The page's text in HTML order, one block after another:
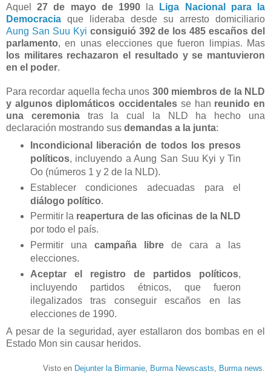
Aquel27 de mayo de 1990 la
Liga Nacional para la
Democracia que lideraba desde su arresto domiciliario
Aung San Suu Kyi consiguió 392 de los 485 escaños del
parlamento, en unas elecciones que fueron limpias. Mas
los militares rechazaron el resultado y se mantuvieron
en el poder.
Para recordar aquella fecha unos 300 miembros de la NLD
y algunos diplomáticos occidentales se han reunido en
una ceremonia tras la cual la NLD ha hecho una
declaración mostrando sus demandas a la junta:
Incondicional liberación de todos los presos
políticos, incluyendo a Aung San Suu Kyi y Tin
Oo (números 1 y 2 de la NLD).
Establecer condiciones adecuadas para el
diálogo político.
Permitir la reapertura de las oficinas de la NLD
por todo el país.
Permitir una campaña librede cara a las
elecciones.
Aceptar el registro de partidos políticos,
incluyendo partidos étnicos, que fueron
ilegalizados tras conseguir escaños en las
elecciones de 1990.
A pesar de la seguridad, ayer estallaron dos bombas en el
Estado Mon sin causar heridos.
Visto en Dejunter la Birmanie, Burma Newscasts, Burma news.